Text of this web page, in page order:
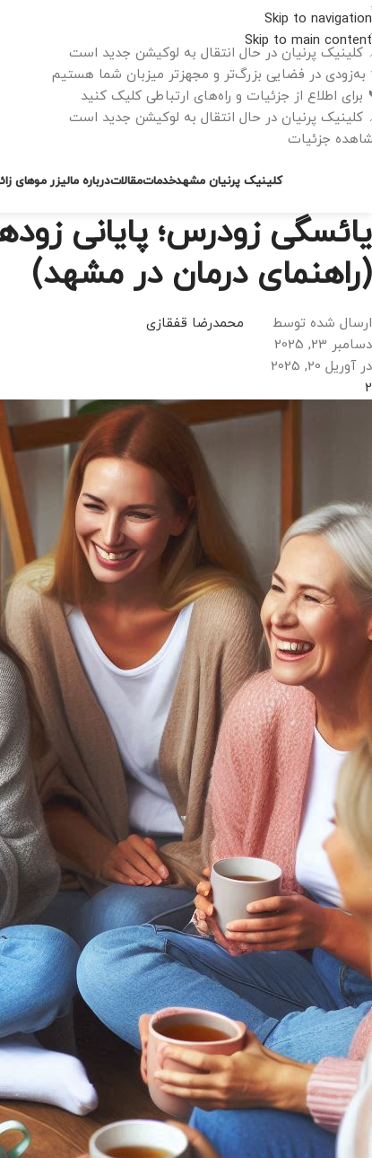
Skip to navigation
Skip to main content
کلینیک پرنیان در حال انتقال به لوکیشن جدید است
به‌زودی در فضایی بزرگ‌تر و مجهزتر میزبان شما هستیم
برای اطلاع از جزئیات و راه‌های ارتباطی کلیک کنید
کلینیک پرنیان در حال انتقال به لوکیشن جدید است
جزئیات
کلینیک پرنیان مشهدخدماتمقالاتدرباره مالیزر موهای
یائسگی زودرس؛ پایانی
(راهنمای درمان در مشهد)
ارسال شده توسط
محمدرضا قفقازی
دسامبر 23, 2025
در آوریل 20, 2025
2